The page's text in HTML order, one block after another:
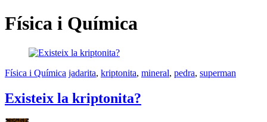
Física i Química
Física i Química jadarita, kriptonita, mineral, pedra, superman
Existeix la kriptonita?